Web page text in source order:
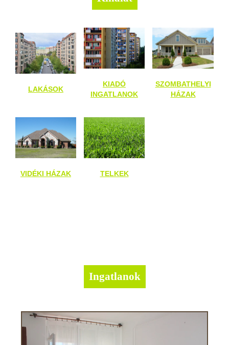
LAKÁSOK
KIADÓ
INGATLANOK
SZOMBATHELYI
HÁZAK
VIDÉKI HÁZAK TELKEK
Ingatlanok